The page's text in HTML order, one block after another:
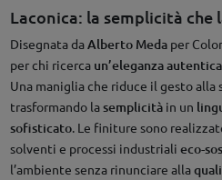
Laconica: la semplicità che
Disegnata daAlberto Medaper
per chi ricerca un’eleganza
Una maniglia che riduce il gesto alla
trasformando lasemplicitàin un
sofisticato. Le finiture sono
solventi e processi industriali eco-
l’ambiente senza rinunciare alla